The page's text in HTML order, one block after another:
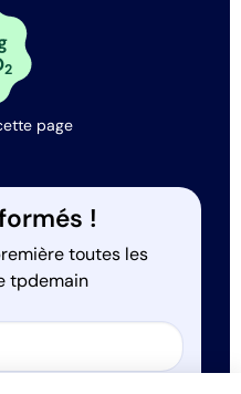
2
page
!
toutes les
tpdemain